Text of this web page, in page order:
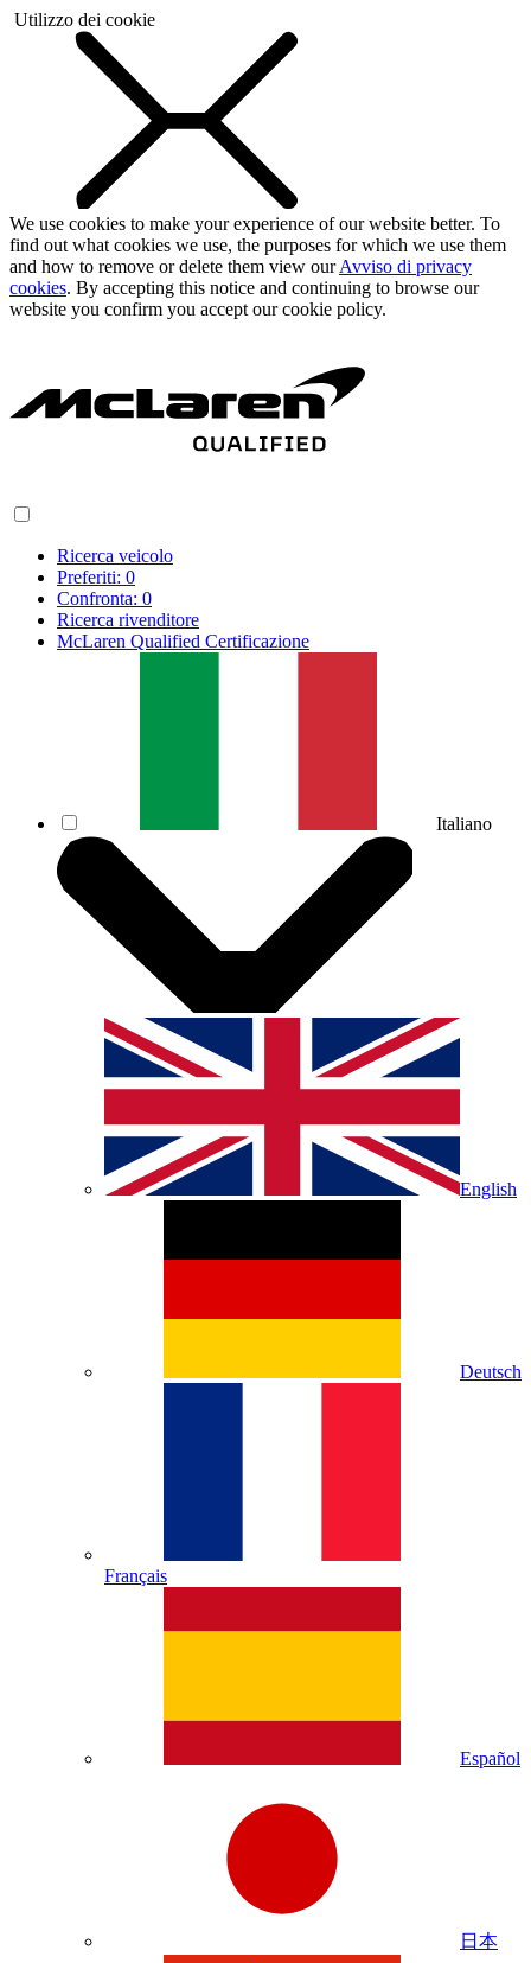
Utilizzo dei cookie
We use cookies to make your experience of our website better. To
find out what cookies we use, the purposes for which we use them
and how to remove or delete them view ourAvviso di privacy
cookies. By accepting this notice and continuing to browse our
website you confirm you accept our cookie policy.
Ricerca veicolo
Preferiti: 0
Confronta: 0
Ricerca rivenditore
McLaren Qualified Certificazione
Italiano
English
Deutsch
Français
Español
日本